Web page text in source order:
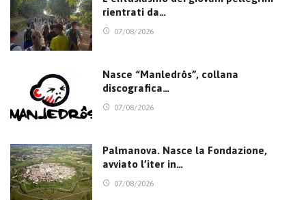
rientrati da…
07/08/2026
Nasce “Manledrôs”, collana
discografica…
07/08/2026
Palmanova. Nasce la Fondazione,
avviato l’iter in…
07/08/2026